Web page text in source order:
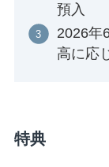
預入
2026年
高に応
特典